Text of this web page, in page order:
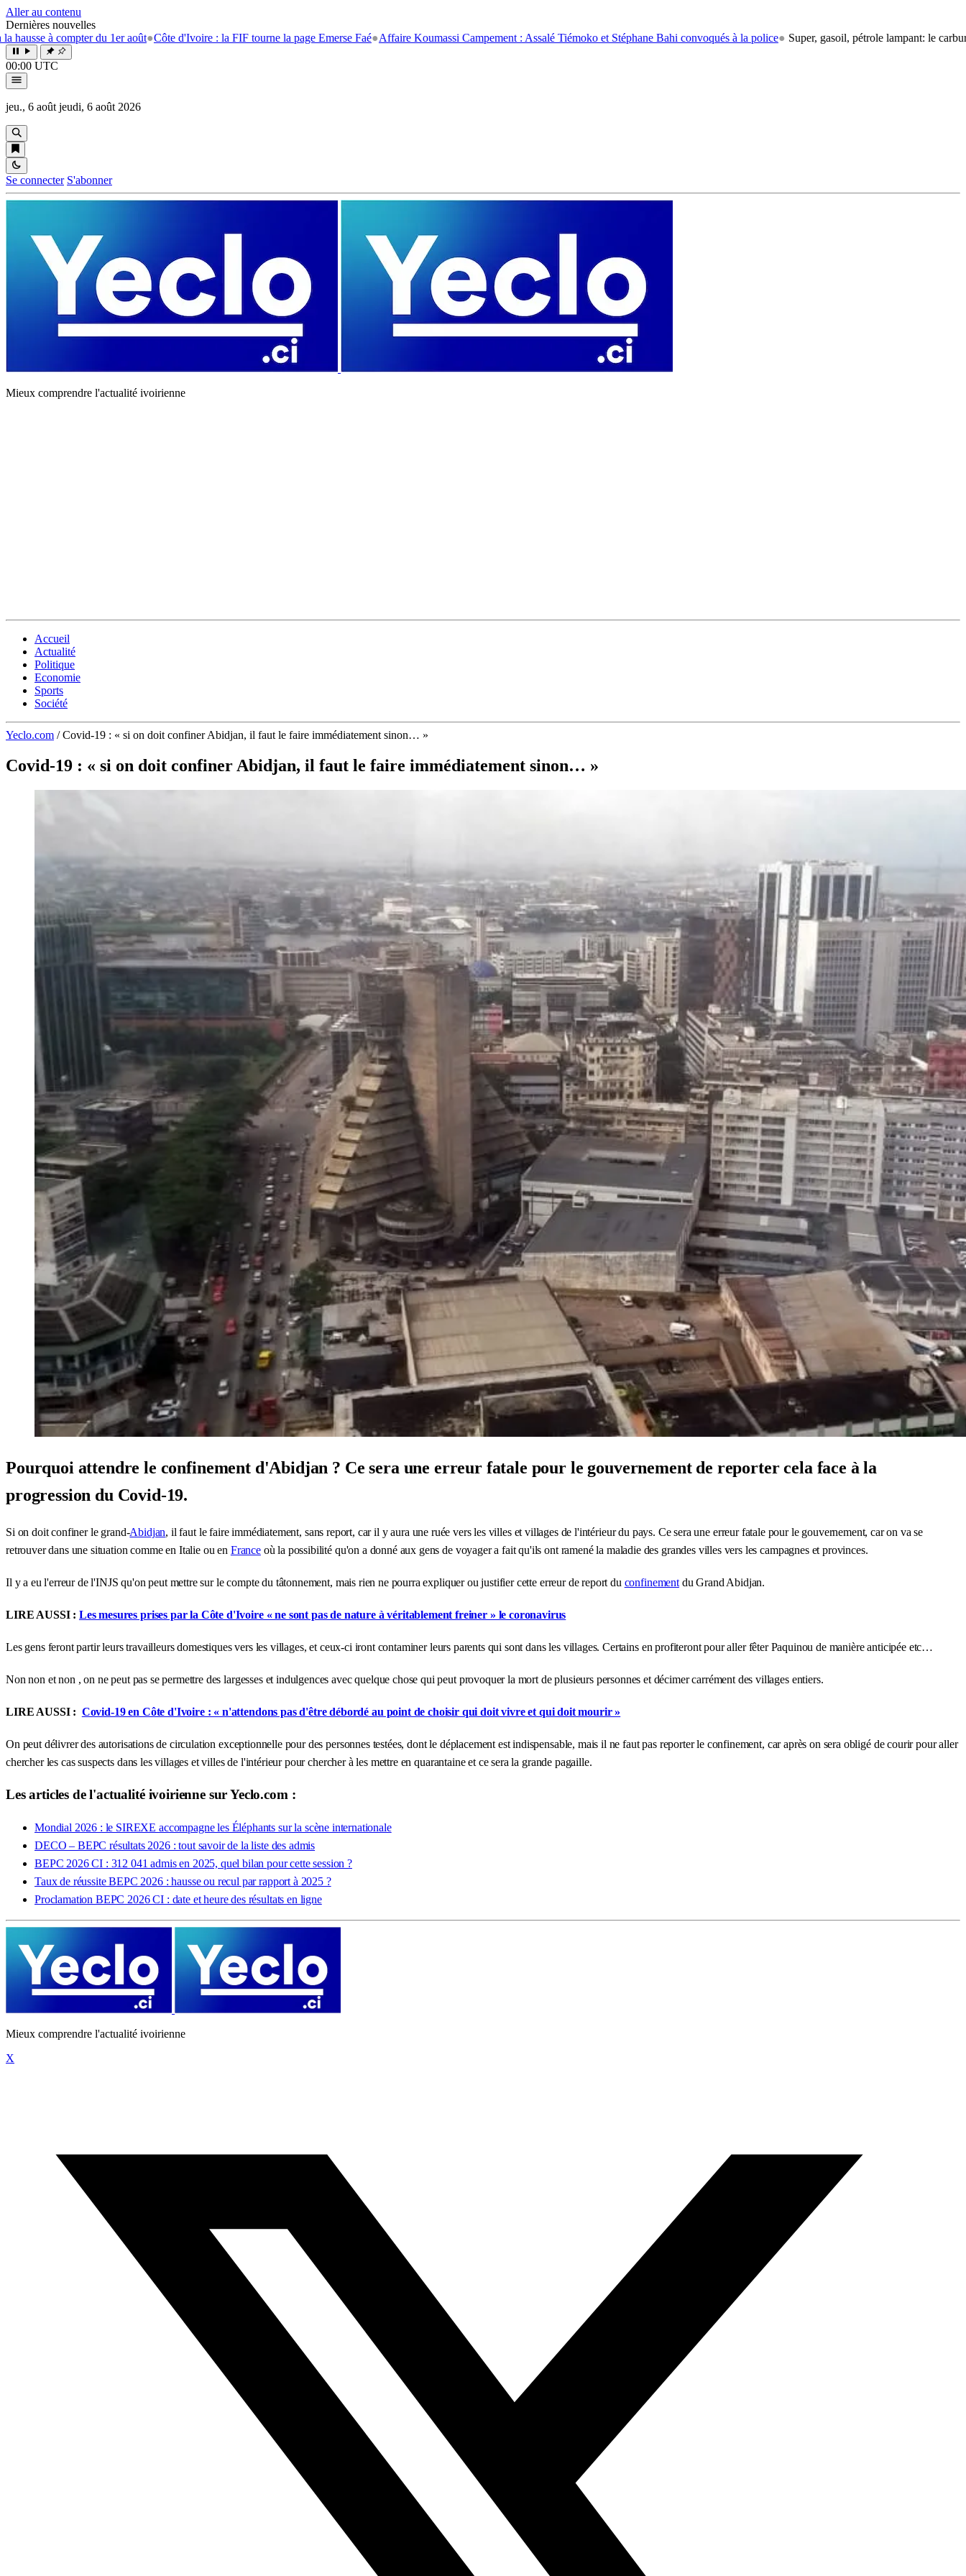
Aller au contenu
Dernières nouvelles
à compter du 1er août ●Côte d'Ivoire : la FIF tourne la page Emerse Faé●Affaire Koumassi Campement : Assalé Tiémoko et Stéphane Bahi convoqués à la police● Super, gasoil, pétrole lampant: le carburant
00:00 UTC
jeu., 6 août jeudi, 6 août 2026
Se connecter S'abonner
Mieux comprendre l'actualité ivoirienne
Accueil
Actualité
Politique
Economie
Sports
Société
Yeclo.com / Covid-19 : « si on doit confiner Abidjan, il faut le faire immédiatement sinon… »
Covid-19 : « si on doit confiner Abidjan, il faut le faire immédiatement sinon… »
Pourquoi attendre le confinement d'Abidjan ? Ce sera une erreur fatale pour le gouvernement de reporter cela face à la
progression du Covid-19.
Si on doit confiner le grand-Abidjan, il faut le faire immédiatement, sans report, car il y aura une ruée vers les villes et villages de l'intérieur du pays. Ce sera une erreur fatale pour le gouvernement, car on va se
retrouver dans une situation comme en Italie ou en Franceoù la possibilité qu'on a donné aux gens de voyager a fait qu'ils ont ramené la maladie des grandes villes vers les campagnes et provinces.
Il y a eu l'erreur de l'INJS qu'on peut mettre sur le compte du tâtonnement, mais rien ne pourra expliquer ou justifier cette erreur de report du confinementdu Grand Abidjan.
LIRE AUSSI : Les mesures prises par la Côte d'Ivoire « ne sont pas de nature à véritablement freiner » le coronavirus
Les gens feront partir leurs travailleurs domestiques vers les villages, et ceux-ci iront contaminer leurs parents qui sont dans les villages. Certains en profiteront pour aller fêter Paquinou de manière anticipée etc…
Non non et non , on ne peut pas se permettre des largesses et indulgences avec quelque chose qui peut provoquer la mort de plusieurs personnes et décimer carrément des villages entiers.
LIRE AUSSI : Covid-19 en Côte d'Ivoire : « n'attendons pas d'être débordé au point de choisir qui doit vivre et qui doit mourir »
On peut délivrer des autorisations de circulation exceptionnelle pour des personnes testées, dont le déplacement est indispensable, mais il ne faut pas reporter le confinement, car après on sera obligé de courir pour aller
chercher les cas suspects dans les villages et villes de l'intérieur pour chercher à les mettre en quarantaine et ce sera la grande pagaille.
Les articles de l'actualité ivoirienne sur Yeclo.com :
Mondial 2026 : le SIREXE accompagne les Éléphants sur la scène internationale
DECO – BEPC résultats 2026 : tout savoir de la liste des admis
BEPC 2026 CI : 312 041 admis en 2025, quel bilan pour cette session ?
Taux de réussite BEPC 2026 : hausse ou recul par rapport à 2025 ?
Proclamation BEPC 2026 CI : date et heure des résultats en ligne
Mieux comprendre l'actualité ivoirienne
X